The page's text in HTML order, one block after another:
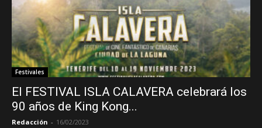
Festivales
El FESTIVAL ISLA CALAVERA celebrará los
90 años de King Kong...
Redacción - 16/02/2023